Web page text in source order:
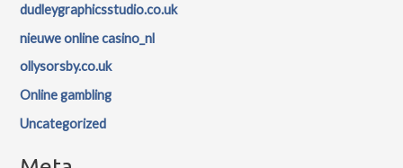
dudleygraphicsstudio.co.uk
nieuwe online casino_nl
ollysorsby.co.uk
Online gambling
Uncategorized